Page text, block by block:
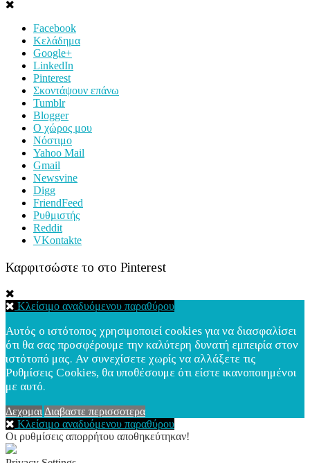
Facebook
Κελάδημα
Google+
LinkedIn
Pinterest
Σκοντάψουν επάνω
Tumblr
Blogger
Ο χώρος μου
Νόστιμο
Yahoo Mail
Gmail
Newsvine
Digg
FriendFeed
Ρυθμιστής
Reddit
VKontakte
Καρφιτσώστε το στο Pinterest
Κλείσιμο αναδυόμενου παραθύρου
Αυτός ο ιστότοπος χρησιμοποιεί cookies για να διασφαλίσει
ότι θα σας προσφέρουμε την καλύτερη δυνατή εμπειρία στον
ιστότοπό μας. Αν συνεχίσετε χωρίς να αλλάξετε τις
Ρυθμίσεις Cookies, θα υποθέσουμε ότι είστε ικανοποιημένοι
με αυτό.
ΔεχομαιΔιαβαστε περισσοτερα
Κλείσιμο αναδυόμενου παραθύρου
Οι ρυθμίσεις απορρήτου αποθηκεύτηκαν!